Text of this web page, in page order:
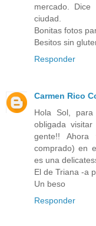
mercado.
ciudad.
Bonitas fotos
Besitos sin
Responder
Carmen Rico
Hola Sol,
obligada
gente!!
comprado) en
es una
El de Triana -a
Un beso
Responder